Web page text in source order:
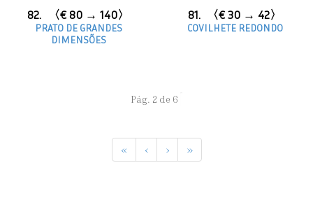
82. 〈€ 80 → 140〉
PRATO DE GRANDES
DIMENSÕES
81. 〈€ 30 → 42〉
COVILHETE REDONDO
Pág. 2 de 6
« ‹ › »